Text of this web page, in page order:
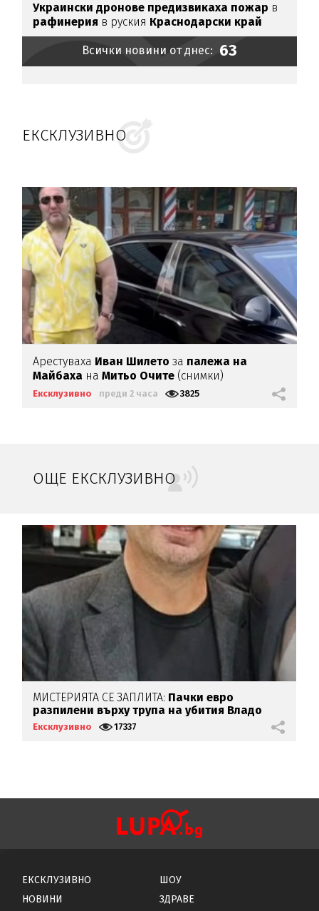
Украински дронове предизвикаха пожар в
рафинерия в руския Краснодарски край
Всички новини от днес: 63
ЕКСКЛУЗИВНО
Арестуваха Иван Шилетоза палежа на
Майбаха наМитьо Очите (снимки)
Ексклузивно преди 2 часа 3825
ОЩЕ ЕКСКЛУЗИВНО
МИСТЕРИЯТА СЕ ЗАПЛИТА: Пачки евро
разпилени върху трупа на убития Владо
Загатото
Ексклузивно 17337
ЕКСКЛУЗИВНО
НОВИНИ
ШОУ
ЗДРАВЕ